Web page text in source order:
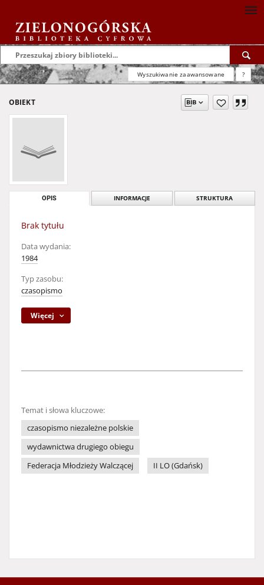
Wyszukiwanie zaawansowane ?
OBIEKT
OPIS INFORMACJE STRUKTURA
Brak tytułu
Data wydania:
1984
Typ zasobu:
czasopismo
Więcej
Temat i słowa kluczowe:
czasopismo niezależne polskie
wydawnictwa drugiego obiegu
Federacja Młodzieży Walczącej
II LO (Gdańsk)